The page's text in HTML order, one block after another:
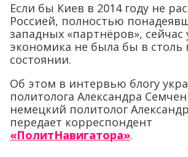
Если бы Киев в 2014 году не
Россией, полностью
западных «партнёров», сейчас
экономика не была бы в столь
состоянии.
Об этом в интервью блогу
политолога Александра
немецкий политолог
передает корреспондент
«ПолитНавигатора».